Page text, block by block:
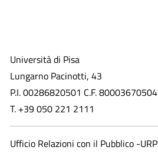
Università di Pisa
Lungarno Pacinotti, 43
P.I. 00286820501 C.F. 80003670504
T. +39 050 221 2111
Ufficio Relazioni con il Pubblico -URP